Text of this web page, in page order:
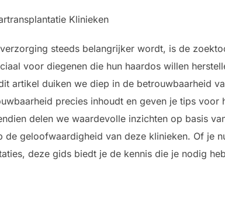
Klinieken
steeds belangrijker wordt, is de
voor diegenen die hun haardos willen
artikel duiken we diep in de betrouwbaarheid
precies inhoudt en geven je tips voor
delen we waardevolle inzichten op basis
de geloofwaardigheid van deze klinieken. Of je
deze gids biedt je de kennis die je nodig